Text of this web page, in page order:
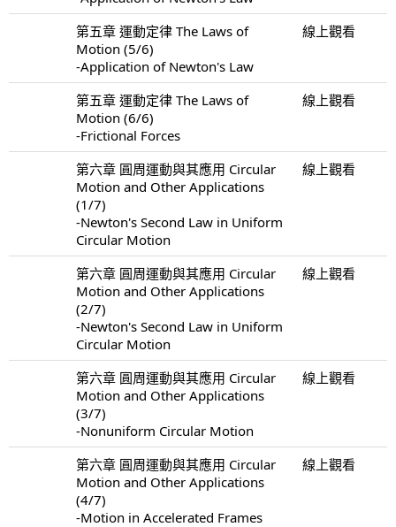
第五章 運動定律 The Laws of
Motion (5/6)
-Application of Newton's Law
線上觀看
第五章 運動定律 The Laws of
Motion (6/6)
-Frictional Forces
線上觀看
第六章 圓周運動與其應用 Circular
Motion and Other Applications
(1/7)
-Newton's Second Law in Uniform
Circular Motion
線上觀看
第六章 圓周運動與其應用 Circular
Motion and Other Applications
(2/7)
-Newton's Second Law in Uniform
Circular Motion
線上觀看
第六章 圓周運動與其應用 Circular
Motion and Other Applications
(3/7)
-Nonuniform Circular Motion
線上觀看
第六章 圓周運動與其應用 Circular
Motion and Other Applications
(4/7)
-Motion in Accelerated Frames
線上觀看